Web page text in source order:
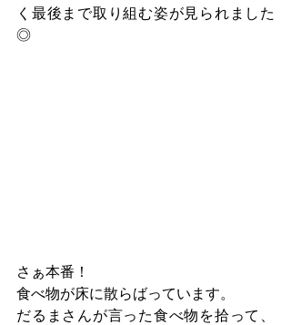
く最後まで取り組む姿が見られました
◎
さぁ本番！
食べ物が床に散らばっています。
だるまさんが言った食べ物を拾って、